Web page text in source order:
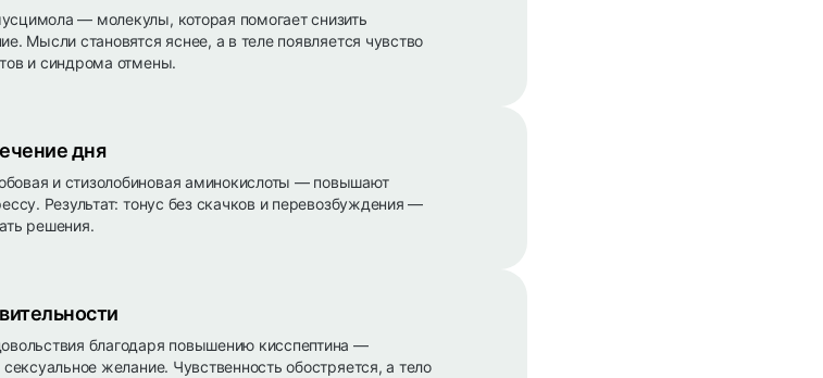
— молекулы, которая помогает снизить
Мысли становятся яснее, а в теле появляется чувство
и синдрома отмены.
дня
и стизолобиновая аминокислоты — повышают
Результат: тонус без скачков и перевозбуждения —
решения.
благодаря повышению кисспептина —
желание. Чувственность обостряется, а тело